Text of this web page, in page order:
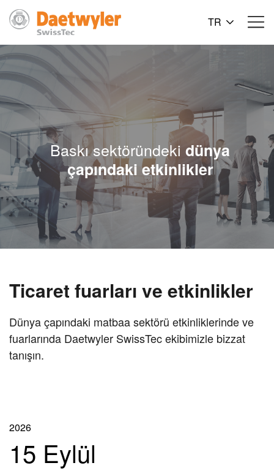
TR
Baskı sektöründeki dünya
çapındaki etkinlikler
Ticaret fuarları ve etkinlikler
Dünya çapındaki matbaa sektörü etkinliklerinde ve
fuarlarında Daetwyler SwissTec ekibimizle bizzat
tanışın.
2026
15 Eylül